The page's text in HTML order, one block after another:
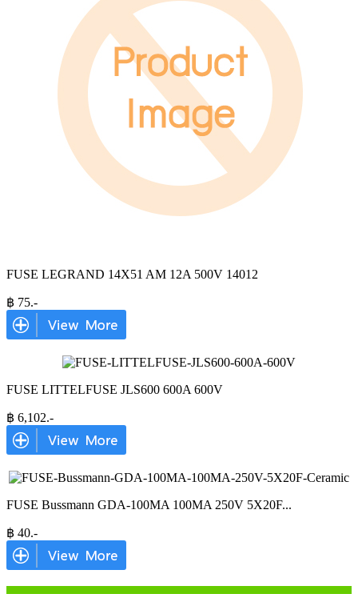
FUSE LEGRAND 14X51 AM 12A 500V 14012
฿ 75.-
FUSE LITTELFUSE JLS600 600A 600V
฿ 6,102.-
FUSE Bussmann GDA-100MA 100MA 250V 5X20F...
฿ 40.-